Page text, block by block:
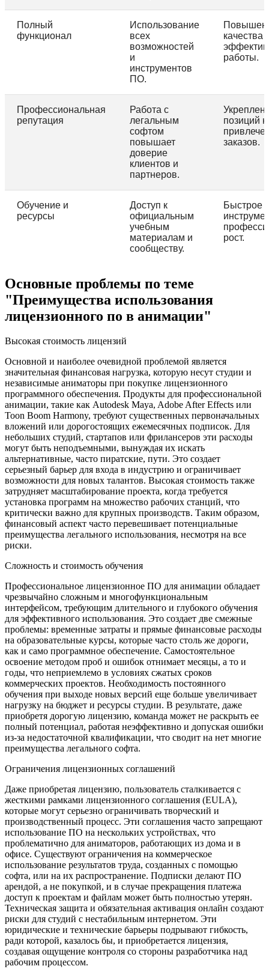
Полный
функционал
Использование
всех
возможностей
и
инструментов
ПО.
качества
работы.
Профессиональная
репутация
Работа с
легальным
софтом
повышает
доверие
клиентов и
партнеров.
позиций
заказов.
Обучение и
ресурсы
Доступ к
официальным
учебным
материалам и
сообществу.
Быстрое
рост.
Основные проблемы по теме
"Преимущества использования
лицензионного по в анимации"
Высокая стоимость лицензий
Основной и наиболее очевидной проблемой является
значительная финансовая нагрузка, которую несут студии и
независимые аниматоры при покупке лицензионного
программного обеспечения. Продукты для профессиональной
анимации, такие как Autodesk Maya, Adobe After Effects или
Toon Boom Harmony, требуют существенных первоначальных
вложений или дорогостоящих ежемесячных подписок. Для
небольших студий, стартапов или фрилансеров эти расходы
могут быть неподъемными, вынуждая их искать
альтернативные, часто пиратские, пути. Это создает
серьезный барьер для входа в индустрию и ограничивает
возможности для новых талантов. Высокая стоимость также
затрудняет масштабирование проекта, когда требуется
установка программ на множество рабочих станций, что
критически важно для крупных производств. Таким образом,
финансовый аспект часто перевешивает потенциальные
преимущества легального использования, несмотря на все
риски.
Сложность и стоимость обучения
Профессиональное лицензионное ПО для анимации обладает
чрезвычайно сложным и многофункциональным
интерфейсом, требующим длительного и глубокого обучения
для эффективного использования. Это создает две смежные
проблемы: временные затраты и прямые финансовые расходы
на образовательные курсы, которые часто столь же дороги,
как и само программное обеспечение. Самостоятельное
освоение методом проб и ошибок отнимает месяцы, а то и
годы, что неприемлемо в условиях сжатых сроков
коммерческих проектов. Необходимость постоянного
обучения при выходе новых версий еще больше увеличивает
нагрузку на бюджет и ресурсы студии. В результате, даже
приобретя дорогую лицензию, команда может не раскрыть ее
полный потенциал, работая неэффективно и допуская ошибки
из-за недостаточной квалификации, что сводит на нет многие
преимущества легального софта.
Ограничения лицензионных соглашений
Даже приобретая лицензию, пользователь сталкивается с
жесткими рамками лицензионного соглашения (EULA),
которые могут серьезно ограничивать творческий и
производственный процесс. Эти соглашения часто запрещают
использование ПО на нескольких устройствах, что
проблематично для аниматоров, работающих из дома и в
офисе. Существуют ограничения на коммерческое
использование результатов труда, созданных с помощью
софта, или на их распространение. Подписки делают ПО
арендой, а не покупкой, и в случае прекращения платежа
доступ к проектам и файлам может быть полностью утерян.
Техническая защита и обязательная активация онлайн создают
риски для студий с нестабильным интернетом. Эти
юридические и технические барьеры подрывают гибкость,
ради которой, казалось бы, и приобретается лицензия,
создавая ощущение контроля со стороны разработчика над
рабочим процессом.